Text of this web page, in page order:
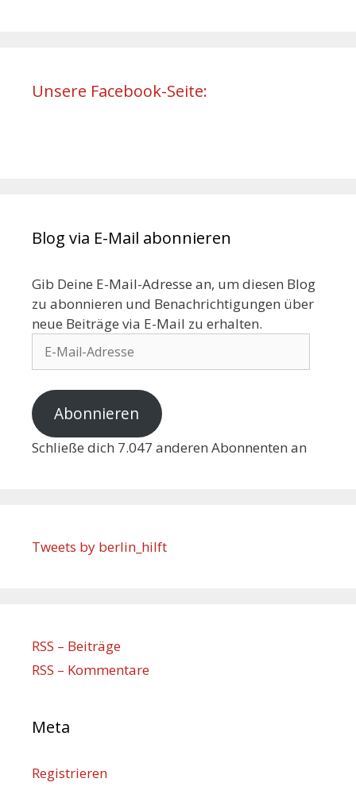
Unsere Facebook-Seite:
Blog via E-Mail abonnieren
Gib Deine E-Mail-Adresse an, um diesen Blog
zu abonnieren und Benachrichtigungen über
neue Beiträge via E-Mail zu erhalten.
Abonnieren
Schließe dich 7.047 anderen Abonnenten an
Tweets by berlin_hilft
RSS – Beiträge
RSS – Kommentare
Meta
Registrieren